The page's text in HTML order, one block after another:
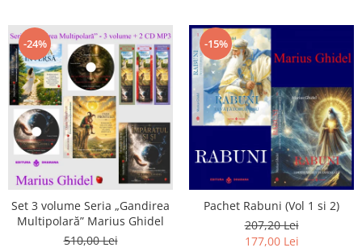
-24%
Set 3 volume Seria „Gandirea
Multipolară” Marius Ghidel
510,00 Lei
-15%
Pachet Rabuni (Vol 1 si 2)
207,20 Lei
177,00 Lei